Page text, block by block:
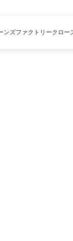
ンズファクトリークロー